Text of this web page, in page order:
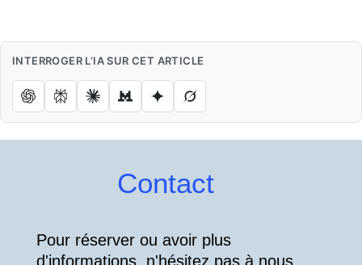
INTERROGER L’IA SUR CET ARTICLE
Contact
Pour réserver ou avoir plus
d'informations, n'hésitez pas à nous